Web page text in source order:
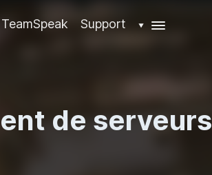
TeamSpeak Support ▼
de serveurs